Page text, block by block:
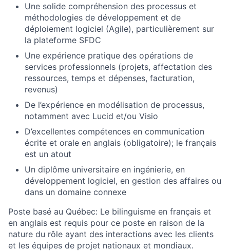
Une solide compréhension des processus et
méthodologies de développement et de
déploiement logiciel (Agile), particulièrement sur
la plateforme SFDC
Une expérience pratique des opérations de
services professionnels (projets, affectation des
ressources, temps et dépenses, facturation,
revenus)
De l’expérience en modélisation de processus,
notamment avec Lucid et/ou Visio
D’excellentes compétences en communication
écrite et orale en anglais (obligatoire); le français
est un atout
Un diplôme universitaire en ingénierie, en
développement logiciel, en gestion des affaires ou
dans un domaine connexe
Poste basé au Québec: Le bilinguisme en français et
en anglais est requis pour ce poste en raison de la
nature du rôle ayant des interactions avec les clients
et les équipes de projet nationaux et mondiaux.